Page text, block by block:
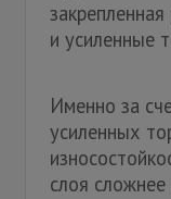
и усиленные
Именно за
усиленных
слоя